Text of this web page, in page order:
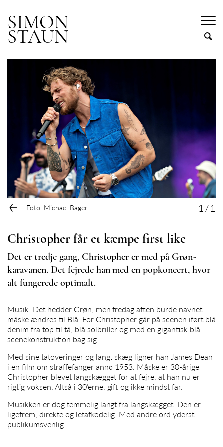
SIMON
STAUN
← Foto: Michael Bager 1 /1
Christopher får et kæmpe first like
Det er tredje gang, Christopher er med på Grøn-
karavanen. Det fejrede han med en popkoncert, hvor
alt fungerede optimalt.
Musik: Det hedder Grøn, men fredag aften burde navnet
måske ændres til Blå. For Christopher går på scenen iført blå
denim fra top til tå, blå solbriller og med en gigantisk blå
scenekonstruktion bag sig.
Med sine tatoveringer og langt skæg ligner han James Dean
i en film om straffefanger anno 1953. Måske er 30-årige
Christopher blevet langskægget for at fejre, at han nu er
rigtig voksen. Altså i 30’erne, gift og ikke mindst far.
Musikken er dog temmelig langt fra langskægget. Den er
ligefrem, direkte og letafkodelig. Med andre ord yderst
publikumsvenlig.…